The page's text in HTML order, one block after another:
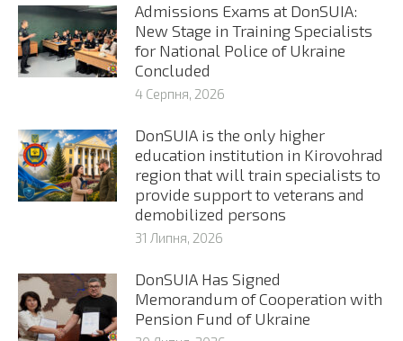
Admissions Exams at DonSUIA:
New Stage in Training Specialists
for National Police of Ukraine
Concluded
4 Серпня, 2026
DonSUIA is the only higher
education institution in Kirovohrad
region that will train specialists to
provide support to veterans and
demobilized persons
31 Липня, 2026
DonSUIA Has Signed
Memorandum of Cooperation with
Pension Fund of Ukraine